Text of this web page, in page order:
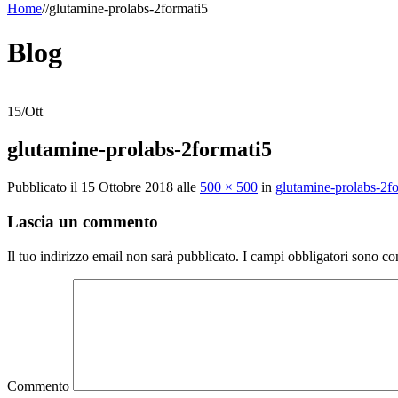
Home//glutamine-prolabs-2formati5
Blog
15/Ott
glutamine-prolabs-2formati5
Pubblicato il 15 Ottobre 2018 alle 500 × 500 in glutamine-prolabs-
Lascia un commento
Il tuo indirizzo email non sarà pubblicato. I campi obbligatori sono
Commento